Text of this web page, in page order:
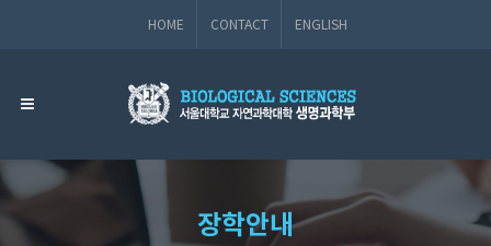
HOME CONTACT ENGLISH
장학안내